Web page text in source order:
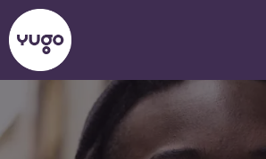
关于我们 English (GB)